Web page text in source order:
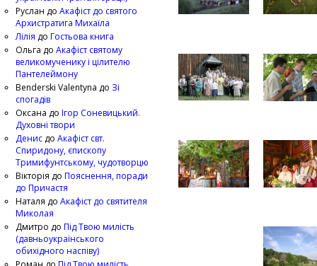
Руслан до Акафіст до святого
Архистратига Михаїла
Лілія до Гостьова книга
Ольга до Акафіст святому
великомученику і цілителю
Пантелеймону
Benderski Valentyna до Зі
спогадів
Оксана до Ігор Соневицький.
Духовні твори
Денис до Акафіст свт.
Спиридону, єпископу
Тримифунтському, чудотворцю
Вікторія до Пояснення, поради
до Причастя
Наталя до Акафіст до святителя
Миколая
Дмитро до Під Твою милість
(давньоукраїнського
обихідного наспіву)